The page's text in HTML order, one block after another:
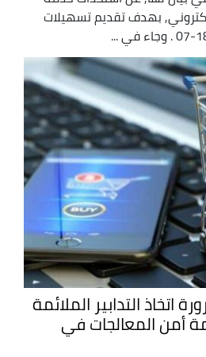
بهدف تقديم تسهيلات
اتخاذ التدابير الملائمة
أمن المعالجات في